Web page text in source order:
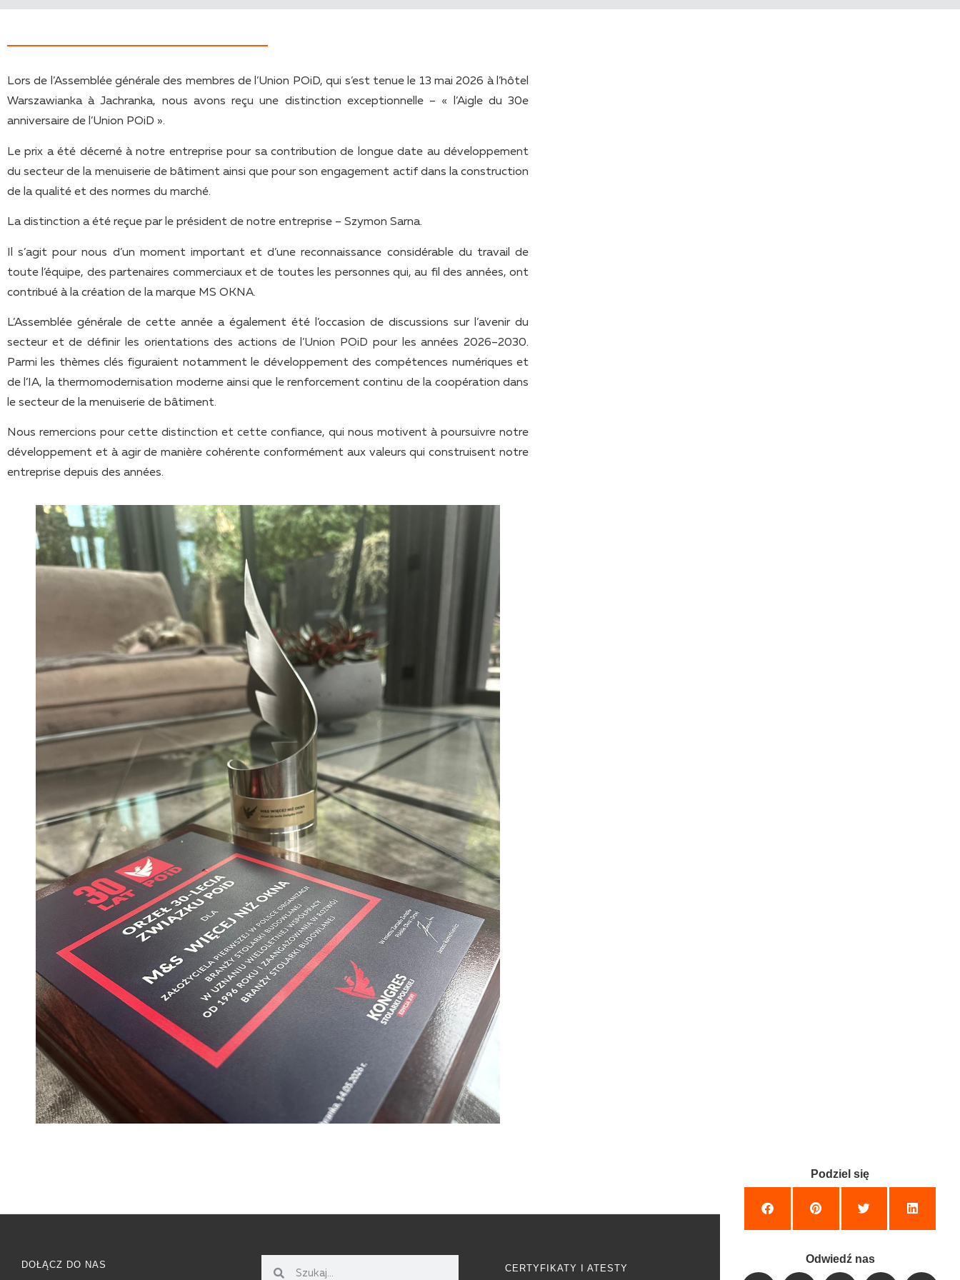
Lors de l’Assemblée générale des membres de l’Union POiD, qui s’est tenue le 13 mai 2026 à l’hôtel
Warszawianka à Jachranka, nous avons reçu une distinction exceptionnelle – « l’Aigle du 30e
anniversaire de l’Union POiD ».
Le prix a été décerné à notre entreprise pour sa contribution de longue date au développement
du secteur de la menuiserie de bâtiment ainsi que pour son engagement actif dans la construction
de la qualité et des normes du marché.
La distinction a été reçue par le président de notre entreprise – Szymon Sarna.
Il s’agit pour nous d’un moment important et d’une reconnaissance considérable du travail de
toute l’équipe, des partenaires commerciaux et de toutes les personnes qui, au fil des années, ont
contribué à la création de la marque MS OKNA.
L’Assemblée générale de cette année a également été l’occasion de discussions sur l’avenir du
secteur et de définir les orientations des actions de l’Union POiD pour les années 2026–2030.
Parmi les thèmes clés figuraient notamment le développement des compétences numériques et
de l’IA, la thermomodernisation moderne ainsi que le renforcement continu de la coopération dans
le secteur de la menuiserie de bâtiment.
Nous remercions pour cette distinction et cette confiance, qui nous motivent à poursuivre notre
développement et à agir de manière cohérente conformément aux valeurs qui construisent notre
entreprise depuis des années.
DOŁĄCZ DO NAS CERTYFIKATY I ATESTY
Podziel się
Odwiedź nas